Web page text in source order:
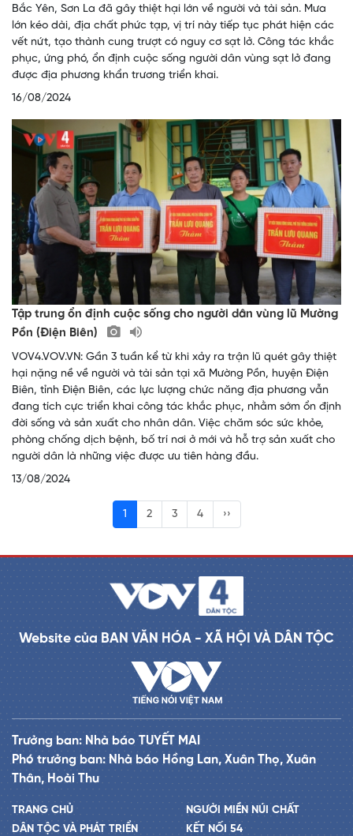
Bắc Yên, Sơn La đã gây thiệt hại lớn về người và tài sản. Mưa
lớn kéo dài, địa chất phức tạp, vị trí này tiếp tục phát hiện các
vết nứt, tạo thành cung trượt có nguy cơ sạt lở. Công tác khắc
phục, ứng phó, ổn định cuộc sống người dân vùng sạt lở đang
được địa phương khẩn trương triển khai.
16/08/2024
Tập trung ổn định cuộc sống cho người dân vùng lũ Mường
Pồn (Điện Biên)
VOV4.VOV.VN: Gần 3 tuần kể từ khi xảy ra trận lũ quét gây thiệt
hại nặng nề về người và tài sản tại xã Mường Pồn, huyện Điện
Biên, tỉnh Điện Biên, các lực lượng chức năng địa phương vẫn
đang tích cực triển khai công tác khắc phục, nhằm sớm ổn định
đời sống và sản xuất cho nhân dân. Việc chăm sóc sức khỏe,
phòng chống dịch bệnh, bố trí nơi ở mới và hỗ trợ sản xuất cho
người dân là những việc được ưu tiên hàng đầu.
13/08/2024
1 2 3 4 ››
Website của BAN VĂN HÓA - XÃ HỘI VÀ DÂN TỘC
Trưởng ban: Nhà báo TUYẾT MAI
Phó trưởng ban: Nhà báo Hồng Lan, Xuân Thọ, Xuân
Thân, Hoài Thu
TRANG CHỦ
DÂN TỘC VÀ PHÁT TRIỂN
NGƯỜI MIỀN NÚI CHẤT
KẾT NỐI 54